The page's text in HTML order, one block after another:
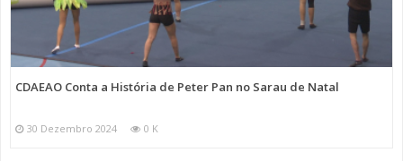
CDAEAO Conta a História de Peter Pan no Sarau de Natal
30 Dezembro 2024 0 K